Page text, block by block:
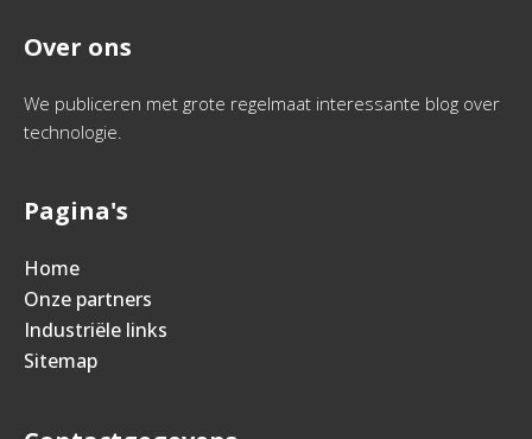
Over ons
We publiceren met grote regelmaat interessante blog over
technologie.
Pagina's
Home
Onze partners
Industriële links
Sitemap